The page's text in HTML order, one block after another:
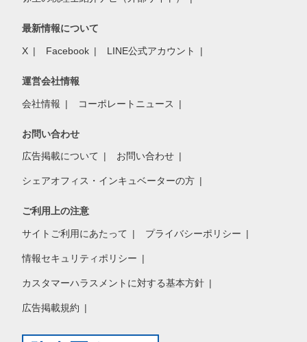
最新情報について
X Facebook LINE公式アカウント
運営会社情報
会社情報 コーポレートニュース
お問い合わせ
広告掲載について お問い合わせ
シェアオフィス・インキュベーターの方
ご利用上の注意
サイトご利用にあたって プライバシーポリシー
情報セキュリティポリシー
カスタマーハラスメントに対する基本方針
広告掲載規約